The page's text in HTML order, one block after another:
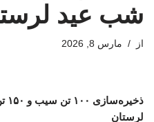
شب عید
از مارس 8, 2026
لرستان